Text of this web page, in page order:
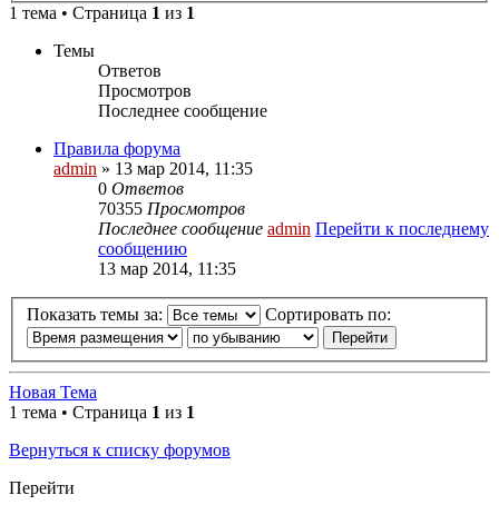
1 тема • Страница 1 из 1
Темы
Ответов
Просмотров
Последнее сообщение
Правила форума
admin » 13 мар 2014, 11:35
0 Ответов
70355 Просмотров
Последнее сообщение admin Перейти к последнему
сообщению
13 мар 2014, 11:35
Показать темы за: Сортировать по:
Новая Тема
1 тема • Страница 1 из 1
Вернуться к списку форумов
Перейти